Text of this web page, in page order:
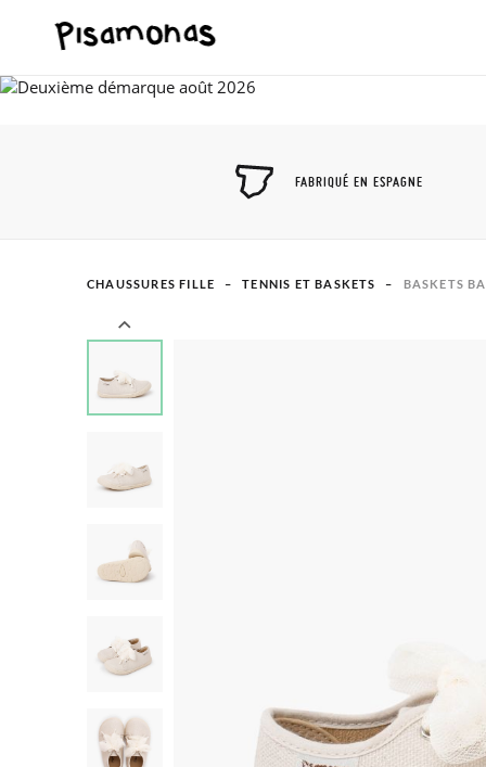
FABRIQUÉ EN ESPAGNE
CHAUSSURES FILLE TENNIS ET BASKETS BASKETS